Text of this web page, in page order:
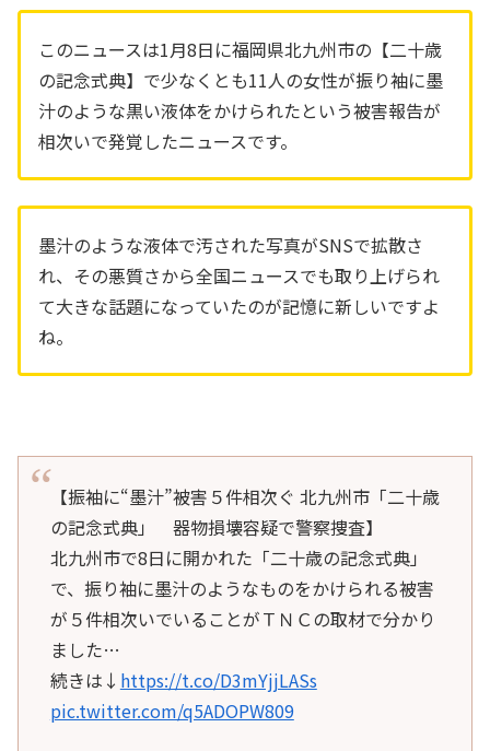
このニュースは1月8日に福岡県北九州市の【二十歳
の記念式典】で少なくとも11人の女性が振り袖に墨
汁のような黒い液体をかけられたという被害報告が
相次いで発覚したニュースです。
墨汁のような液体で汚された写真がSNSで拡散さ
れ、その悪質さから全国ニュースでも取り上げられ
て大きな話題になっていたのが記憶に新しいですよ
ね。
【振袖に“墨汁”被害５件相次ぐ 北九州市「二十歳
の記念式典」 器物損壊容疑で警察捜査】
北九州市で8日に開かれた「二十歳の記念式典」
で、振り袖に墨汁のようなものをかけられる被害
が５件相次いでいることがＴＮＣの取材で分かり
ました…
続きは↓ https://t.co/D3mYjjLASs
pic.twitter.com/q5ADOPW809